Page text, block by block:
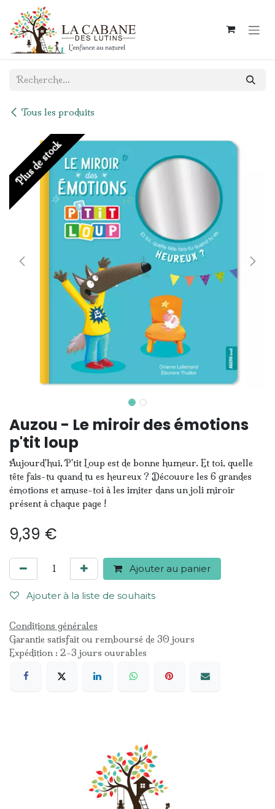
Se rendre au contenu
Tous les produits
Plus de stock
Auzou - Le miroir des émotions
p'tit loup
Aujourd'hui, P'tit Loup est de bonne humeur. Et toi, quelle
tête fais-tu quand tu es heureux ? Découvre les 6 grandes
émotions et amuse-toi à les imiter dans un joli miroir
présent à chaque page !
9,39 €
Ajouter au panier
Ajouter à la liste de souhaits
Conditions générales
Garantie satisfait ou remboursé de 30 jours
Expédition : 2-3 jours ouvrables